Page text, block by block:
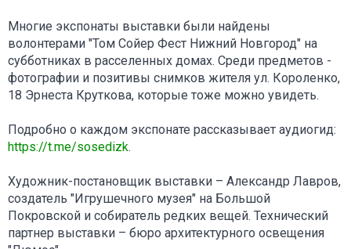
Многие экспонаты выставки были найдены
волонтерами "Том Сойер Фест Нижний Новгород" на
субботниках в расселенных домах. Среди предметов -
фотографии и позитивы снимков жителя ул. Короленко,
18 Эрнеста Круткова, которые тоже можно увидеть.
Подробно о каждом экспонате рассказывает аудиогид:
https://t.me/sosedizk.
Художник-постановщик выставки – Александр Лавров,
создатель "Игрушечного музея" на Большой
Покровской и собиратель редких вещей. Технический
партнер выставки – бюро архитектурного освещения